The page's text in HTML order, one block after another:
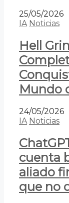
25/05/2026
IA Noticias
Hell
Mundo
24/05/2026
IA Noticias
cuenta
aliado
que no